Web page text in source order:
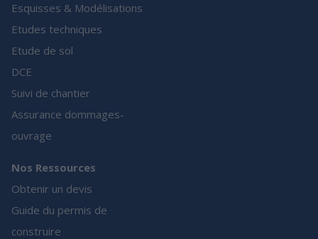
Esquisses & Modélisations
Etudes techniques
Etude de sol
DCE
Suivi de chantier
Assurance dommages-
ouvrage
Nos Ressources
Obtenir un devis
Guide du permis de
construire